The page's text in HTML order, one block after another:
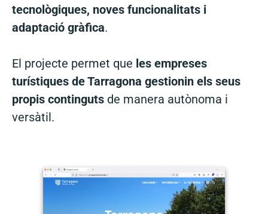
tecnològiques, noves funcionalitats i
adaptació gràfica.
El projecte permet que les empreses
turístiques de Tarragona gestionin els seus
propis continguts de manera autònoma i
versàtil.